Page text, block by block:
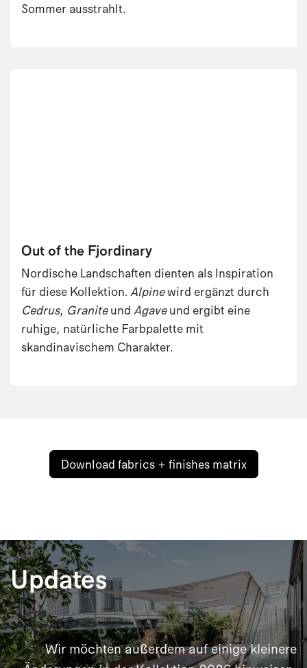
Sommer ausstrahlt.
Out of the Fjordinary
Nordische Landschaften dienten als Inspiration
für diese Kollektion. Alpinewird ergänzt durch
Cedrus, Graniteund Agaveund ergibt eine
ruhige, natürliche Farbpalette mit
skandinavischem Charakter.
Download fabrics + finishes matrix
Updates
Wir möchten außerdem auf einige kleinere